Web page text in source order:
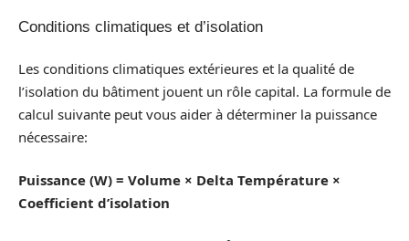
Conditions climatiques et d’isolation
Les conditions climatiques extérieures et la qualité de
l’isolation du bâtiment jouent un rôle capital. La formule de
calcul suivante peut vous aider à déterminer la puissance
nécessaire:
Puissance (W) = Volume × Delta Température ×
Coefficient d’isolation